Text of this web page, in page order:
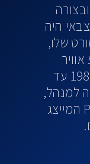
היה
הדוקטורט שלו,
ובמכללה לביטחון לאומי כמרצה לסטטיסטיקה והסתברות . בין השנים 1981 עד
למנהל,
סמינר הקיבוצים ובמכללה למורים במכון וינגייט), ואז הקים את מכון PHD המייצג